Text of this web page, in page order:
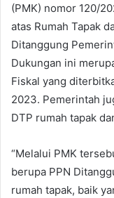
(PMK) nomor 120/
atas Rumah Tapak
Ditanggung
Dukungan ini
Fiskal yang
2023. Pemerintah
DTP rumah tapak
“Melalui PMK
berupa PPN
rumah tapak, baik